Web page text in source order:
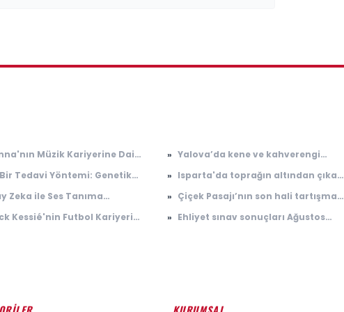
Müzik Kariyerine Dair
» Yalova’da kene ve kahverengi
Tedavi Yöntemi: Genetik
» Isparta'da toprağın altından çıkan
Arkeologlar heyecanla açıkladı
Zeka ile Ses Tanıma
» Çiçek Pasajı’nın son hali tartışma
Kessié'nin Futbol Kariyeri
» Ehliyet sınav sonuçları Ağustos